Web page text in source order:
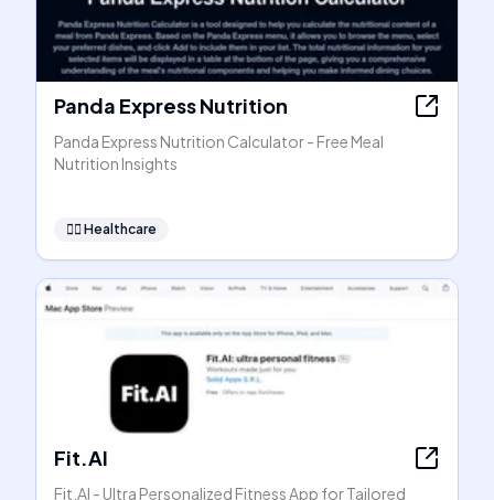
Panda Express Nutrition
Panda Express Nutrition Calculator - Free Meal
Nutrition Insights
👩‍⚕️ Healthcare
Fit.AI
Fit.AI - Ultra Personalized Fitness App for Tailored